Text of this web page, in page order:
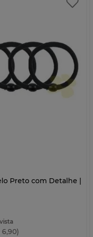
Preto com Detalhe |
6,90)